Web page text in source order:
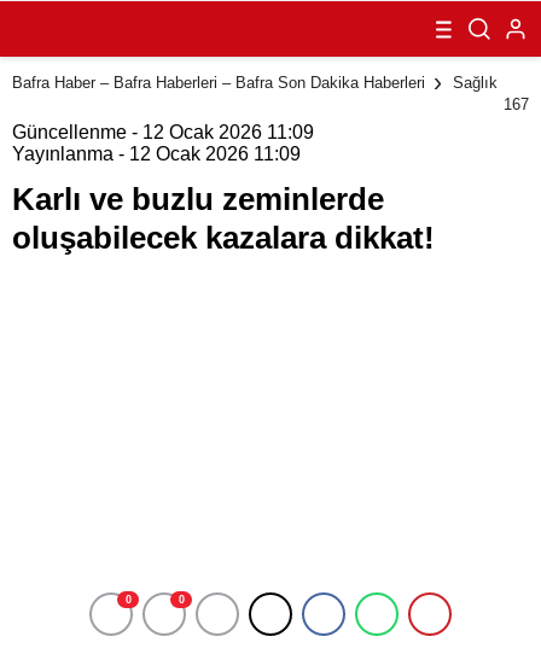
oluşabilecek
kazalara dikkat!
Bafra Haber – Bafra Haberleri – Bafra Son Dakika Haberleri
Sağlık
167
Güncellenme - 12 Ocak 2026 11:09
Yayınlanma - 12 Ocak 2026 11:09
Karlı ve buzlu zeminlerde
oluşabilecek kazalara dikkat!
0 0